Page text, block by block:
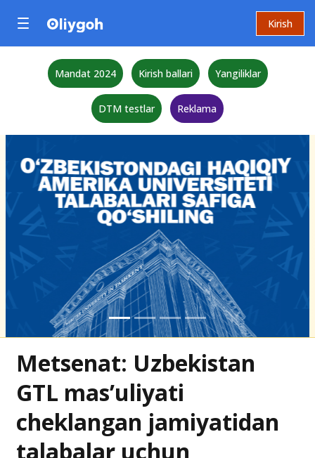
Kirish
Mandat 2024 Kirish ballari Yangiliklar
DTM testlar Reklama
Metsenat: Uzbekistan
GTL mas’uliyati
cheklangan jamiyatidan
talabalar uchun